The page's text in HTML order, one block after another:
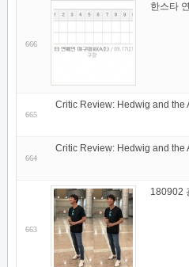
666
한스타
665
Critic Review: Hedwig and the
664
Critic Review: Hedwig and the
663
180902